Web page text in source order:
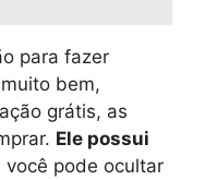
para fazer
bem,
grátis, as
Ele possui
você pode ocultar